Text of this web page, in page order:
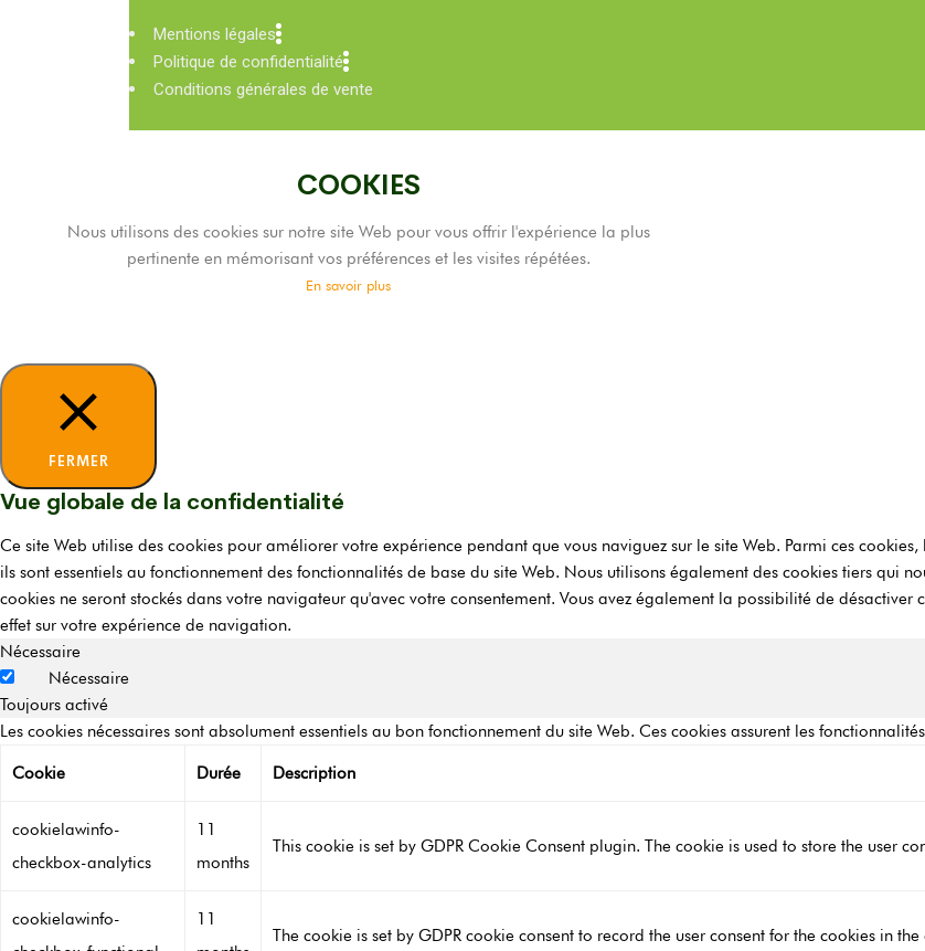
Mentions légales
Politique de confidentialité
Conditions générales de vente
COOKIES
Nous utilisons des cookies sur notre site Web pour vous offrir l'expérience la plus
pertinente en mémorisant vos préférences et les visites répétées.
En savoir plus
FERMER
Vue globale de la confidentialité
Ce site Web utilise des cookies pour améliorer votre expérience pendant que vous naviguez sur le site Web. Parmi ces
ils sont essentiels au fonctionnement des fonctionnalités de base du site Web. Nous utilisons également des cookies tiers qui
cookies ne seront stockés dans votre navigateur qu'avec votre consentement. Vous avez également la possibilité de
effet sur votre expérience de navigation.
Nécessaire
Nécessaire
Toujours activé
Les cookies nécessaires sont absolument essentiels au bon fonctionnement du site Web. Ces cookies assurent les
Cookie Durée Description
cookielawinfo-
checkbox-analytics
11
months
This cookie is set by GDPR Cookie Consent plugin. The cookie is used to store the user
cookielawinfo-
11
The cookie is set by GDPR cookie consent to record the user consent for the cookies in